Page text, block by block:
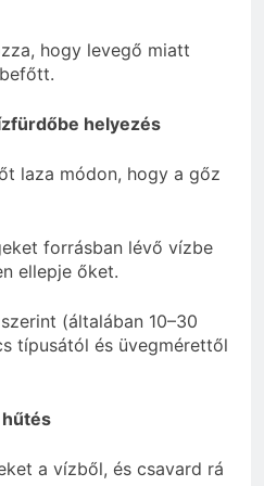
hogy levegő miatt
helyezés
laza módon, hogy a gőz
forrásban lévő vízbe
ellepje őket.
(általában 10–30
típusától és üvegmérettől
hűtés
a vízből, és csavard rá